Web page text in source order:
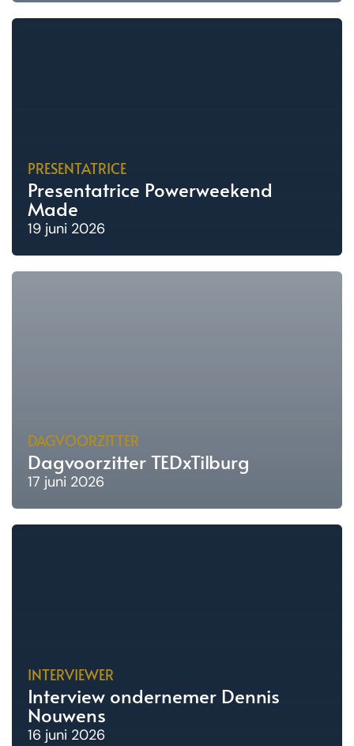
PRESENTATRICE
Presentatrice Powerweekend
Made
19 juni 2026
DAGVOORZITTER
Dagvoorzitter TEDxTilburg
17 juni 2026
INTERVIEWER
Interview ondernemer Dennis
Nouwens
16 juni 2026